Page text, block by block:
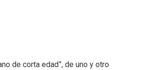
de corta edad”, de uno y otro